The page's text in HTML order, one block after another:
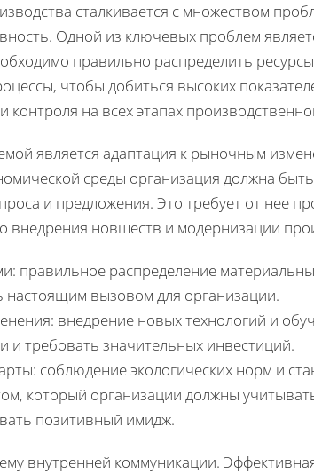
сталкивается с множеством
Одной из ключевых проблем
правильно распределить
чтобы добиться высоких
на всех этапах
является адаптация к рыночным
среды организация должна
и предложения. Это требует от нее
внедрения новшеств и модернизации
правильное распределение
настоящим вызовом для организации.
внедрение новых технологий и
и требовать значительных инвестиций.
соблюдение экологических норм и
который организации должны
позитивный имидж.
внутренней коммуникации.